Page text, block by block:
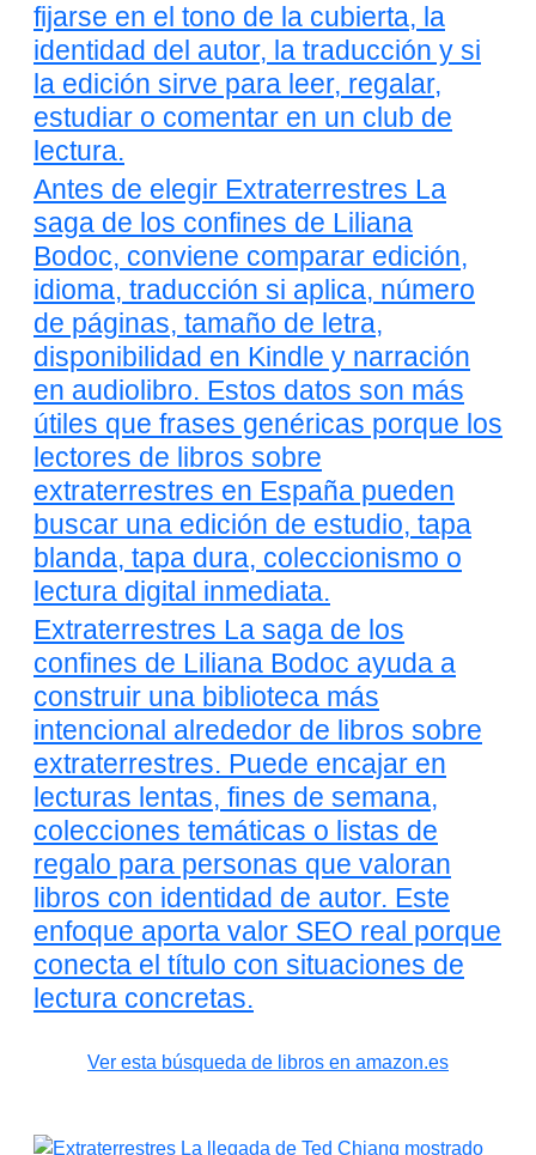
fijarse en el tono de la cubierta, la
identidad del autor, la traducción y si
la edición sirve para leer, regalar,
estudiar o comentar en un club de
lectura.
Antes de elegir Extraterrestres La
saga de los confines de Liliana
Bodoc, conviene comparar edición,
idioma, traducción si aplica, número
de páginas, tamaño de letra,
disponibilidad en Kindle y narración
en audiolibro. Estos datos son más
útiles que frases genéricas porque los
lectores de libros sobre
extraterrestres en España pueden
buscar una edición de estudio, tapa
blanda, tapa dura, coleccionismo o
lectura digital inmediata.
Extraterrestres La saga de los
confines de Liliana Bodoc ayuda a
construir una biblioteca más
intencional alrededor de libros sobre
extraterrestres. Puede encajar en
lecturas lentas, fines de semana,
colecciones temáticas o listas de
regalo para personas que valoran
libros con identidad de autor. Este
enfoque aporta valor SEO real porque
conecta el título con situaciones de
lectura concretas.
Ver esta búsqueda de libros en amazon.es